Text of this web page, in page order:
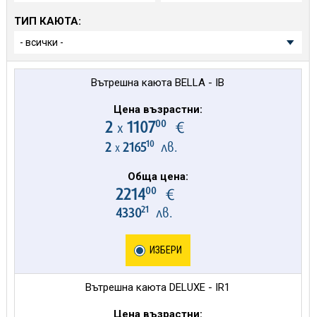
ТИП КАЮТА:
Вътрешна каюта BELLA - IB
Цена възрастни:
2 х 110700€
2 х 216510лв.
Обща цена:
221400€
433021 лв.
ИЗБЕРИ
Вътрешна каюта DELUXE - IR1
Цена възрастни: